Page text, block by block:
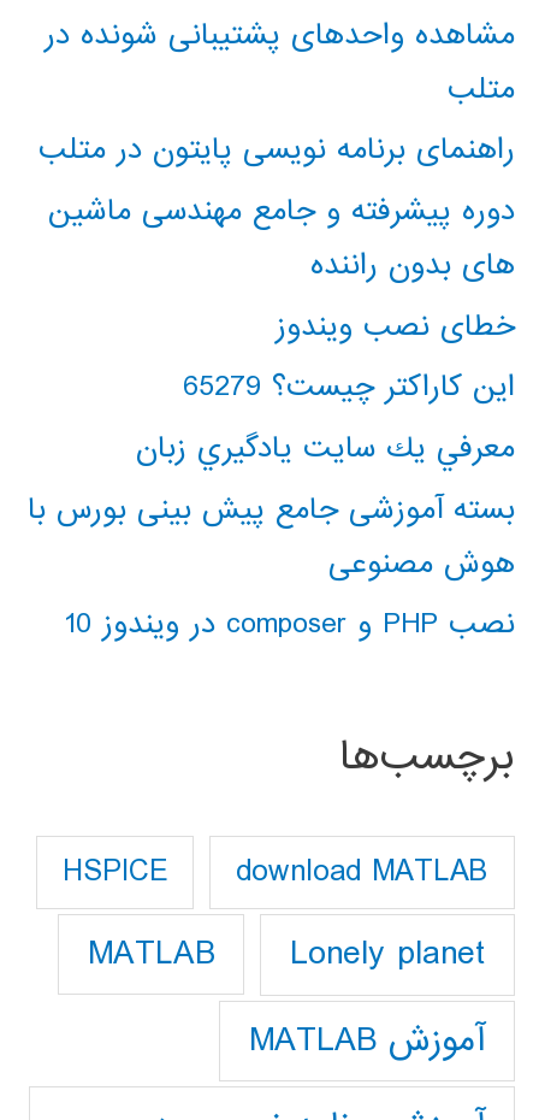
مشاهده واحدهای پشتیبانی شونده در
متلب
راهنمای برنامه نویسی پایتون در متلب
دوره پیشرفته و جامع مهندسی ماشین
های بدون راننده
خطای نصب ویندوز
این کاراکتر چیست؟ 65279
معرفي يك سايت يادگيري زبان
بسته آموزشی جامع پیش بینی بورس با
هوش مصنوعی
نصب PHP و composer در ویندوز 10
برچسب‌ها
download MATLAB
HSPICE
Lonely planet
MATLAB
آموزش MATLAB